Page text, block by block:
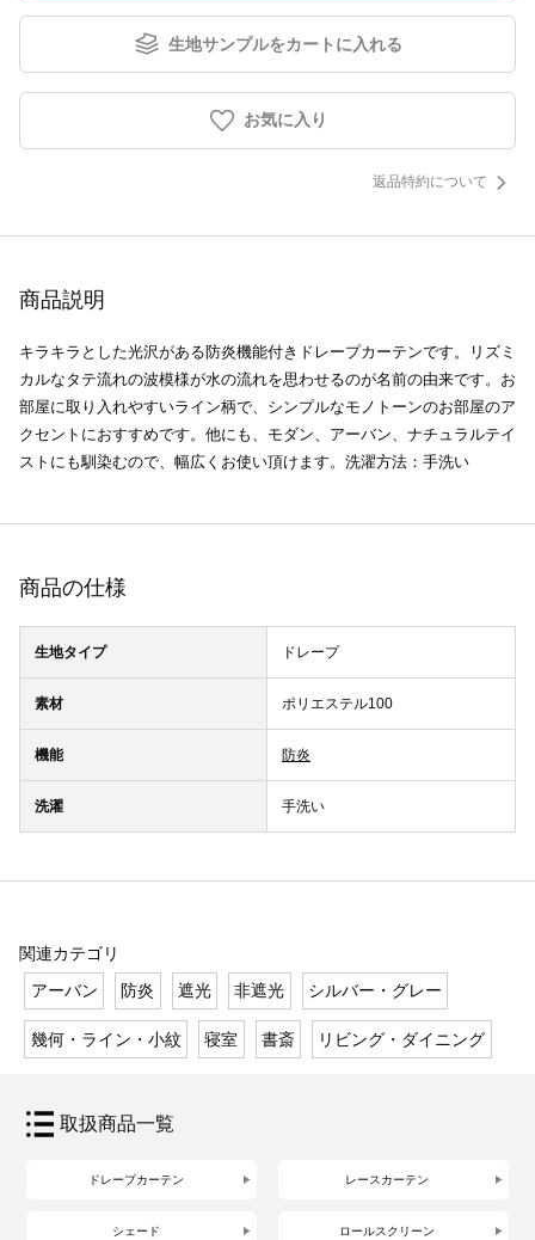
生地サンプルをカートに入れる
お気に入り
返品特約について
商品説明
キラキラとした光沢がある防炎機能付きドレープカーテンです。リズミ
カルなタテ流れの波模様が水の流れを思わせるのが名前の由来です。お
部屋に取り入れやすいライン柄で、シンプルなモノトーンのお部屋のア
クセントにおすすめです。他にも、モダン、アーバン、ナチュラルテイ
ストにも馴染むので、幅広くお使い頂けます。洗濯方法：手洗い
商品の仕様
生地タイプ ドレープ
素材 ポリエステル100
機能 防炎
洗濯 手洗い
関連カテゴリ
アーバン
防炎 遮光 非遮光 シルバー・グレー
幾何・ライン・小紋 寝室 書斎 リビング・ダイニング
取扱商品一覧
ドレープカーテン レースカーテン
シェード ロールスクリーン